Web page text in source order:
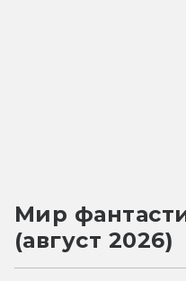
Мир
(август 2026)